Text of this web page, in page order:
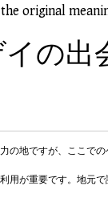
original
の出
の地ですが、ここで
用が重要です。地元